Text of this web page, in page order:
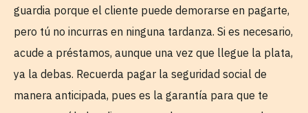
guardia porque el cliente puede demorarse en pagarte,
pero tú no incurras en ninguna tardanza. Si es necesario,
acude a préstamos, aunque una vez que llegue la plata,
ya la debas. Recuerda pagar la seguridad social de
manera anticipada, pues es la garantía para que te